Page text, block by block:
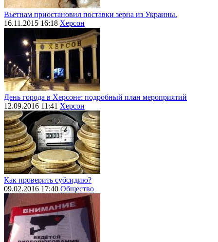
Вьетнам приостановил поставки зерна из Украины.
16.11.2015 16:18 Херсон
День города в Херсоне: подробный план мероприятий
12.09.2016 11:41 Херсон
Как проверить субсидию?
09.02.2016 17:40 Общество